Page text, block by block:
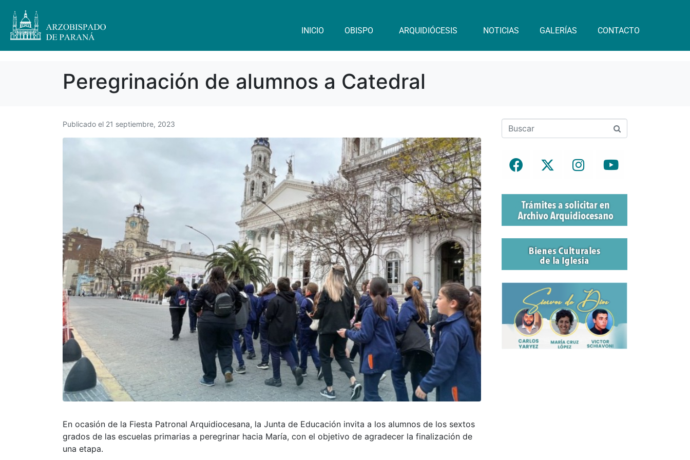
INICIO OBISPO ARQUIDIÓCESIS NOTICIAS GALERÍAS CONTACTO
Peregrinación de alumnos a Catedral
Publicado el 21 septiembre, 2023
En ocasión de la Fiesta Patronal Arquidiocesana, la Junta de Educación invita a los alumnos de los sextos
grados de las escuelas primarias a peregrinar hacia María, con el objetivo de agradecer la finalización de
una etapa.